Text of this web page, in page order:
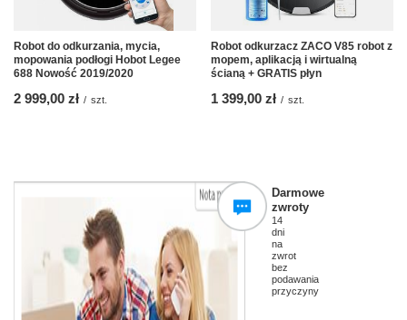
Robot do odkurzania, mycia,
mopowania podłogi Hobot Legee
688 Nowość 2019/2020
2 999,00 zł / szt.
Robot odkurzacz ZACO V85 robot z
mopem, aplikacją i wirtualną
ścianą + GRATIS płyn
1 399,00 zł / szt.
Darmowe
zwroty
14
dni
na
zwrot
bez
podawania
przyczyny